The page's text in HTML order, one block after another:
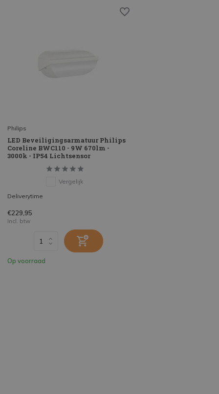
Philips
LED Beveiligingsarmatuur Philips
Coreline BWC110 - 9W 670lm -
3000k - IP54 Lichtsensor
Vergelijk
Deliverytime
€229,95
Incl. btw
Op voorraad